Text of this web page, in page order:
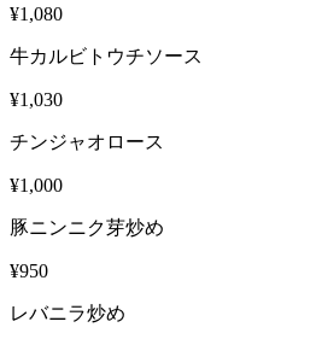
¥1,080
牛カルビトウチソース
¥1,030
チンジャオロース
¥1,000
豚ニンニク芽炒め
¥950
レバニラ炒め